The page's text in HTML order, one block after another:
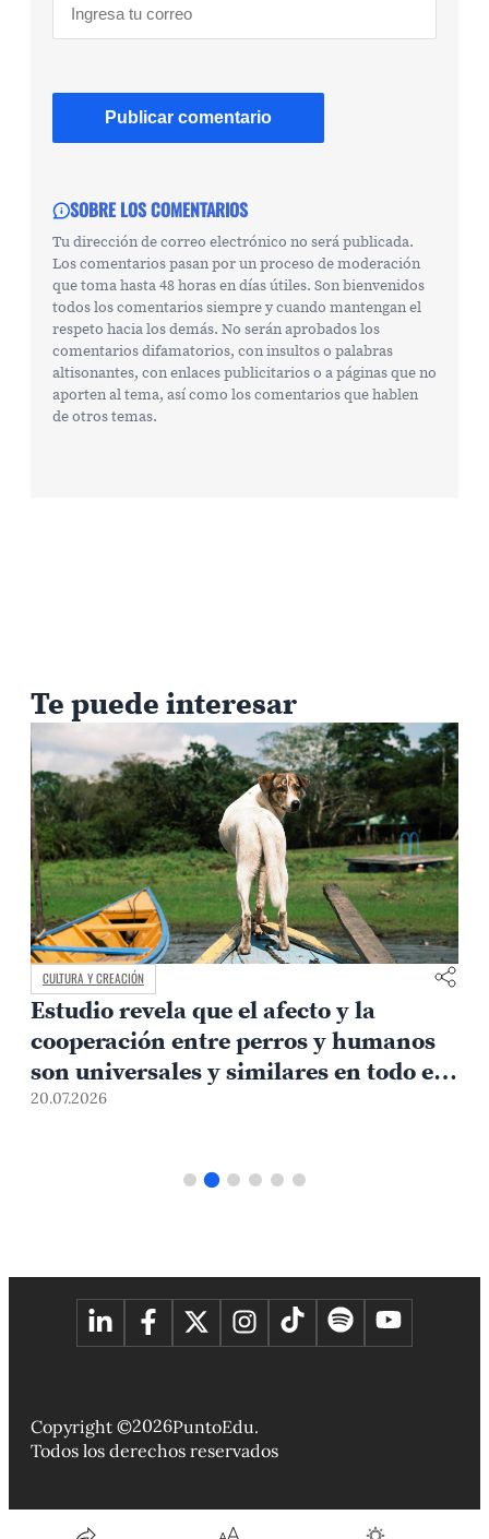
SOBRE LOS COMENTARIOS
Tu dirección de correo electrónico no será publicada.
Los comentarios pasan por un proceso de moderación
que toma hasta 48 horas en días útiles. Son bienvenidos
todos los comentarios siempre y cuando mantengan el
respeto hacia los demás. No serán aprobados los
comentarios difamatorios, con insultos o palabras
altisonantes, con enlaces publicitarios o a páginas que no
aporten al tema, así como los comentarios que hablen
de otros temas.
Te puede interesar
CULTURA Y CREACIÓN
Estudio revela que el afecto y la
cooperación entre perros y humanos
son universales y similares en todo el
mundo
20.07.2026
Copyright ©2026PuntoEdu.
Todos los derechos reservados